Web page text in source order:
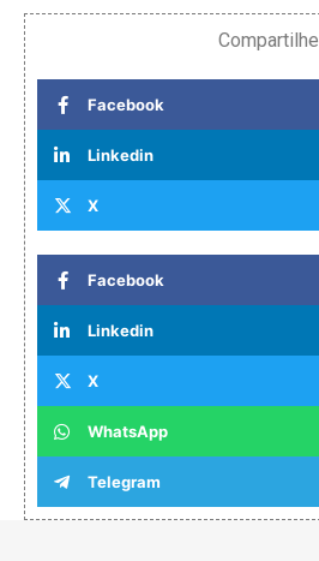
Compartilhe
Facebook
Linkedin
X
Facebook
Linkedin
X
WhatsApp
Telegram